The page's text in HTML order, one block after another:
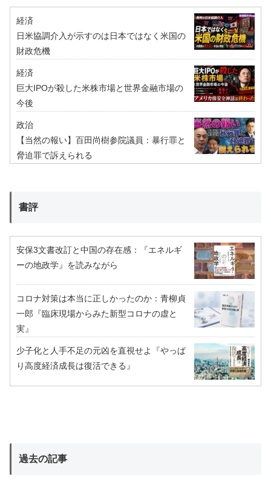
経済
日米協調介入が示すのは日本ではなく米国の
財政危機
経済
巨大IPOが殺した米株市場と世界金融市場の
今後
政治
【当然の報い】百田尚樹参院議員：暴行罪と
脅迫罪で訴えられる
書評
安保3文書改訂と中国の存在感：『エネルギ
ーの地政学』を読みながら
コロナ対策は本当に正しかったのか：青柳貞
一郎『臨床現場からみた新型コロナの虚と
実』
少子化と人手不足の元凶を直視せよ『やっぱ
り高度経済成長は復活できる』
過去の記事